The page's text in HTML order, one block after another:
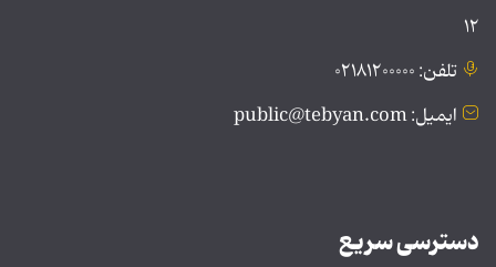
۱۲
تلفن: ۰۲۱۸۱۲۰۰۰۰۰
ایمیل: public@tebyan.com
دسترسی سریع